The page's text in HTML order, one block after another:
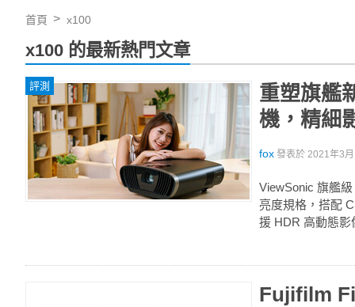
首頁 x100
x100 的最新熱門文章
評測
重塑旗艦
機，精細
fox 發表於 2021年3
ViewSonic 旗艦
亮度規格，搭配
援 HDR 高動態影
Fujifilm